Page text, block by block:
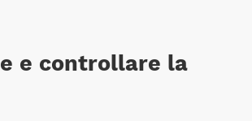
e controllare la